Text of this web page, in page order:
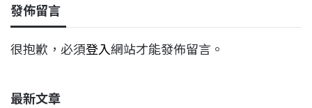
發佈留言
很抱歉，必須登入網站才能發佈留言。
最新文章